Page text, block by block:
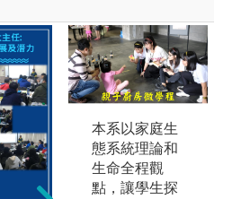
本系以家庭生
態系統理論和
生命全程觀
點，讓學生探